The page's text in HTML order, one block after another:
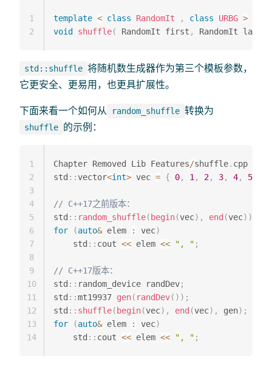
template < class RandomIt , class URBG >
void
shuffle( RandomIt first , RandomIt last
1
2
std::shuffle 将随机数生成器作为第三个模板参数，
它更安全、更易用，也更具扩展性。
下面来看一个如何从 random_shuffle 转换为
shuffle 的示例：
Chapter Removed Lib Features/shuffle. cpp
std ::vector<int> vec = { 0, 1 , 2, 3, 4, 5
// C++17之前版本：
std :: random_shuffle( begin(vec) , end (vec) )
for
(auto& elem : vec)
    std
:: cout << elem << ", " ;
// C++17版本：
std :: random_device randDev;
std ::mt19937 gen( randDev( ) ) ;
std :: shuffle( begin(vec) , end (vec) , gen) ;
for
(auto& elem : vec)
    std
:: cout << elem << ", " ;
1
2
3
4
5
6
7
8
9
10
11
12
13
14